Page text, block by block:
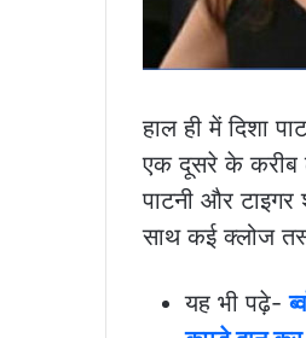
हाल ही में दिशा
एक दूसरे के करीब
पाटनी और
साथ कई क्लोज
यह भी पढ़े-